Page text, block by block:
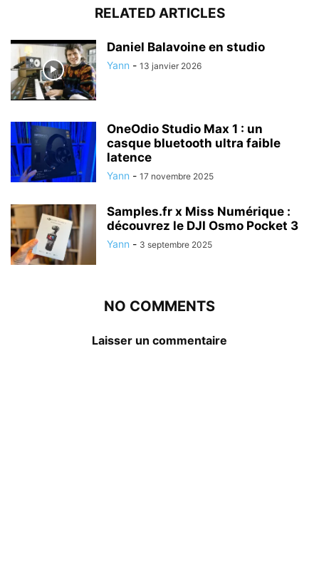
RELATED ARTICLES
Daniel Balavoine en studio
Yann - 13 janvier 2026
OneOdio Studio Max 1 : un
casque bluetooth ultra faible
latence
Yann - 17 novembre 2025
Samples.fr x Miss Numérique :
découvrez le DJI Osmo Pocket 3
Yann - 3 septembre 2025
NO COMMENTS
Laisser un commentaire